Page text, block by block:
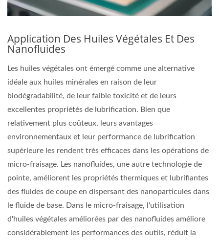
Application Des Huiles Végétales Et Des
Nanofluides
Les huiles végétales ont émergé comme une alternative
idéale aux huiles minérales en raison de leur
biodégradabilité, de leur faible toxicité et de leurs
excellentes propriétés de lubrification. Bien que
relativement plus coûteux, leurs avantages
environnementaux et leur performance de lubrification
supérieure les rendent très efficaces dans les opérations de
micro-fraisage. Les nanofluides, une autre technologie de
pointe, améliorent les propriétés thermiques et lubrifiantes
des fluides de coupe en dispersant des nanoparticules dans
le fluide de base. Dans le micro-fraisage, l'utilisation
d'huiles végétales améliorées par des nanofluides améliore
considérablement les performances des outils, réduit la